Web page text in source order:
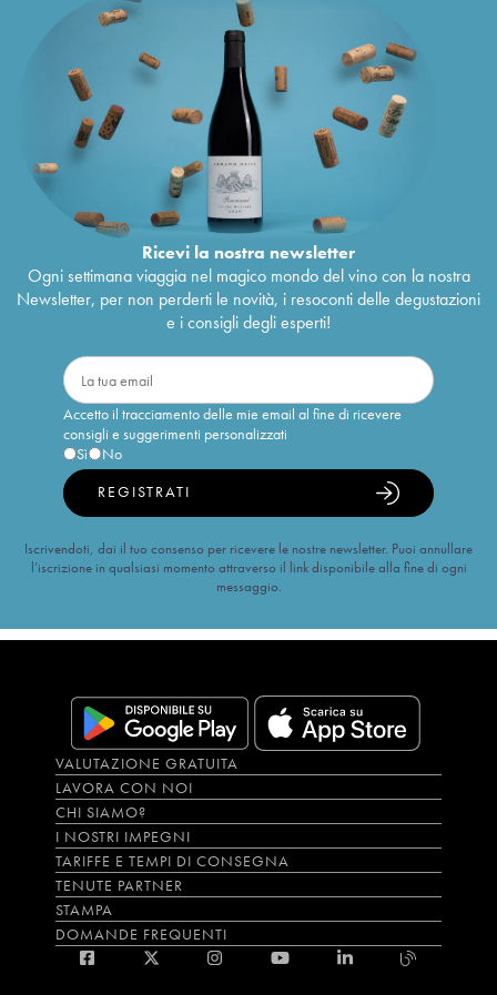
Ricevi la nostra newsletter
Ogni settimana viaggia nel magico mondo del vino con la nostra
Newsletter, per non perderti le novità, i resoconti delle degustazioni
e i consigli degli esperti!
Accetto il tracciamento delle mie email al fine di ricevere
consigli e suggerimenti personalizzati
Sì
No
REGISTRATI
Iscrivendoti, dai il tuo consenso per ricevere le nostre newsletter. Puoi annullare
l’iscrizione in qualsiasi momento attraverso il link disponibile alla fine di ogni
messaggio.
VALUTAZIONE GRATUITA
LAVORA CON NOI
CHI SIAMO?
I NOSTRI IMPEGNI
TARIFFE E TEMPI DI CONSEGNA
TENUTE PARTNER
STAMPA
DOMANDE FREQUENTI